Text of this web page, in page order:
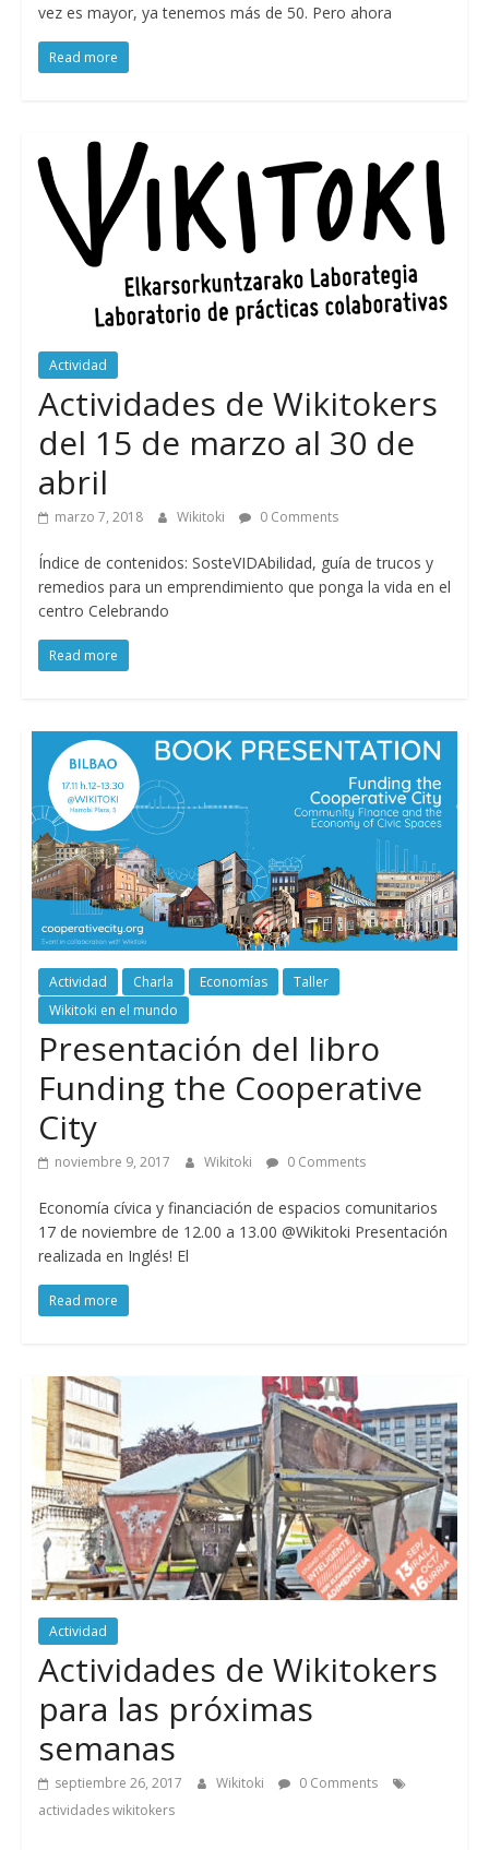
vez es mayor, ya tenemos más de 50. Pero ahora
Read more
Actividad
Actividades de Wikitokers
del 15 de marzo al 30 de
abril
marzo 7, 2018 Wikitoki 0 Comments
Índice de contenidos: SosteVIDAbilidad, guía de trucos y
remedios para un emprendimiento que ponga la vida en el
centro Celebrando
Read more
Actividad Charla Economías
Taller
Wikitoki en el mundo
Presentación del libro
Funding the Cooperative
City
noviembre 9, 2017 Wikitoki 0 Comments
Economía cívica y financiación de espacios comunitarios
17 de noviembre de 12.00 a 13.00 @Wikitoki Presentación
realizada en Inglés! El
Read more
Actividad
Actividades de Wikitokers
para las próximas
semanas
septiembre 26, 2017 Wikitoki
0 Comments
actividades wikitokers